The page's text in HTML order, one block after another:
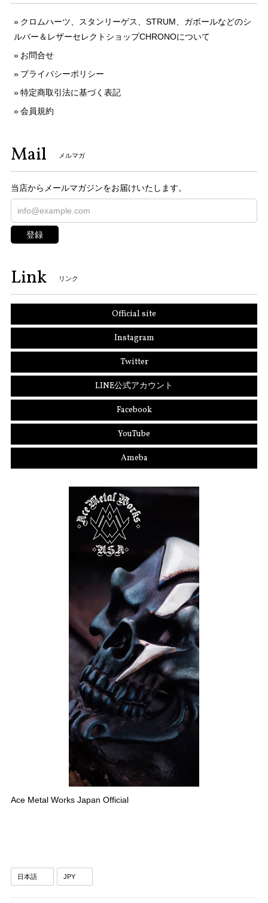
クロムハーツ、スタンリーゲス、STRUM、ガボールなどのシ
ルバー＆レザーセレクトショップCHRONOについて
お問合せ
プライバシーポリシー
特定商取引法に基づく表記
会員規約
Mail メルマガ
当店からメールマガジンをお届けいたします。
登録
Link リンク
Official site
Instagram
Twitter
LINE公式アカウント
Facebook
YouTube
Ameba
Ace Metal Works Japan Official